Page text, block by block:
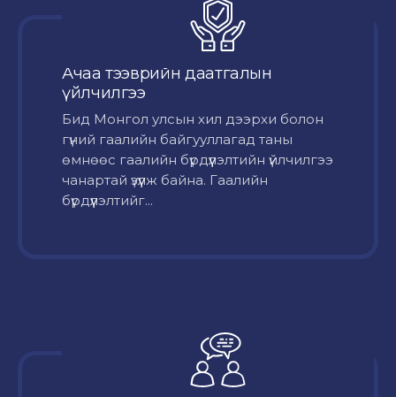
Ачаа тээврийн даатгалын
үйлчилгээ
Бид Монгол улсын хил дээрхи болон
гүний гаалийн байгууллагад таны
өмнөөс гаалийн бүрдүүлэлтийн үйлчилгээ
чанартай үзүүлж байна. Гаалийн
бүрдүүлэлтийг...